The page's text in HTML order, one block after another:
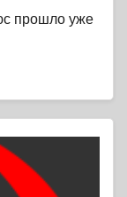
прошло уже